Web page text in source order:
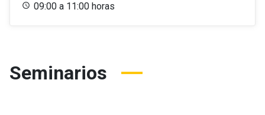
09:00 a 11:00 horas
Seminarios